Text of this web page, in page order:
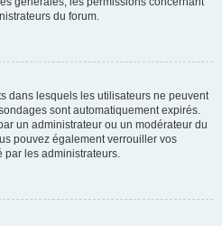
du forum.
dans lesquels les utilisateurs ne peuvent
sont automatiquement expirés.
un administrateur ou un modérateur du
pouvez également verrouiller vos
par les administrateurs.